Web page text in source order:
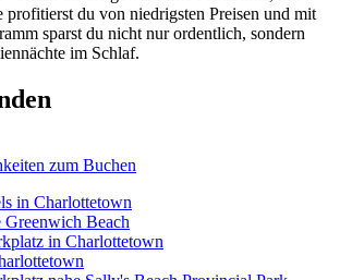
profitierst du von niedrigsten Preisen und mit
sparst du nicht nur ordentlich, sondern
im Schlaf.
zum Buchen
in Charlottetown
Greenwich Beach
in Charlottetown